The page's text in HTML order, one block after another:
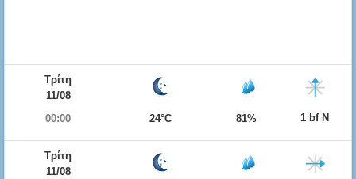
Τρίτη
11/08
00:00
24°C 81% 1 bf Ν
Τρίτη
11/08